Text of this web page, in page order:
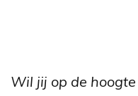
Wil jij op de